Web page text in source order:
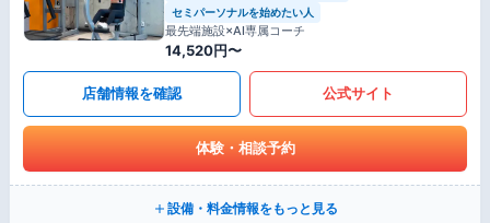
セミパーソナルを始めたい人
最先端施設×AI専属コーチ
14,520円〜
店舗情報を確認 公式サイト
体験・相談予約
設備・料金情報をもっと見る